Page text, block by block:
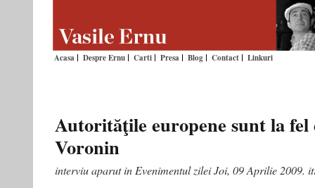
Acasa Despre Ernu Carti Presa Blog Contact Linkuri
Autorităţile europene sunt la fel
Voronin
interviu aparut in Evenimentul zilei Joi, 09 Aprilie 2009.